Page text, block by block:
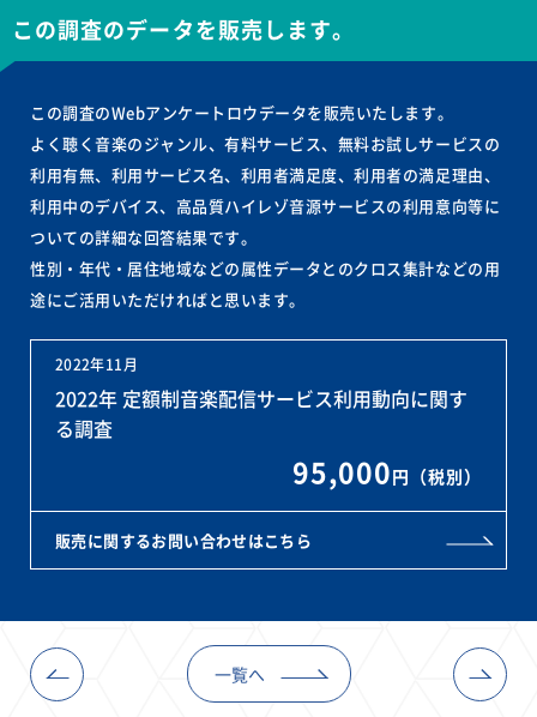
この調査のデータを販売します。
この調査のWebアンケートロウデータを販売いたします。
よく聴く音楽のジャンル、有料サービス、無料お試しサービスの
利用有無、利用サービス名、利用者満足度、利用者の満足理由、
利用中のデバイス、高品質ハイレゾ音源サービスの利用意向等に
ついての詳細な回答結果です。
性別・年代・居住地域などの属性データとのクロス集計などの用
途にご活用いただければと思います。
2022年11月
2022年 定額制音楽配信サービス利用動向に関す
る調査
95,000円（税別）
販売に関するお問い合わせはこちら
一覧へ